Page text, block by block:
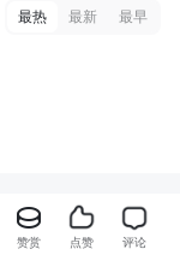
最热 最新 最早
赞赏 点赞 评论